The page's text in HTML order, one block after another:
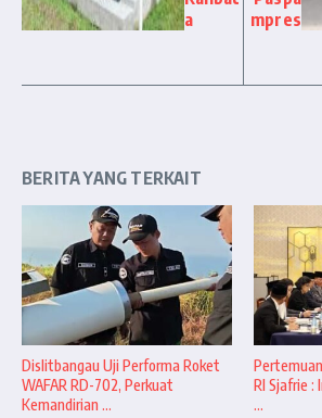
a
mpres
BERITA YANG TERKAIT
Dislitbangau Uji Performa Roket
WAFAR RD-702, Perkuat
Kemandirian ...
RI Sjafrie :
...